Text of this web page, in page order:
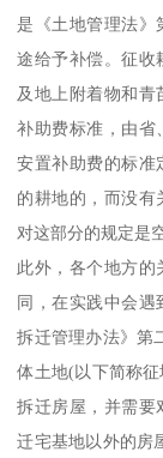
是《土地管理法》
途给予补偿。征收
及地上附着物和青
补助费标准，由省
安置补助费的标准
的耕地的，而没有
对这部分的规定是
此外，各个地方的
同，在实践中会
拆迁管理办法》第
体土地(以下简称
拆迁房屋，并需要
迁宅基地以外的房